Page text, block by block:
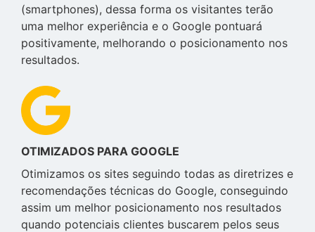
(smartphones), dessa forma os visitantes terão
uma melhor experiência e o Google pontuará
positivamente, melhorando o posicionamento nos
resultados.
OTIMIZADOS PARA GOOGLE
Otimizamos os sites seguindo todas as diretrizes e
recomendações técnicas do Google, conseguindo
assim um melhor posicionamento nos resultados
quando potenciais clientes buscarem pelos seus